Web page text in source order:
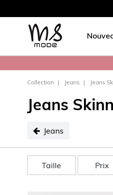
Collection Jeans Jeans
Jeans
Jeans
sélectionné Jeans
Taille Prix